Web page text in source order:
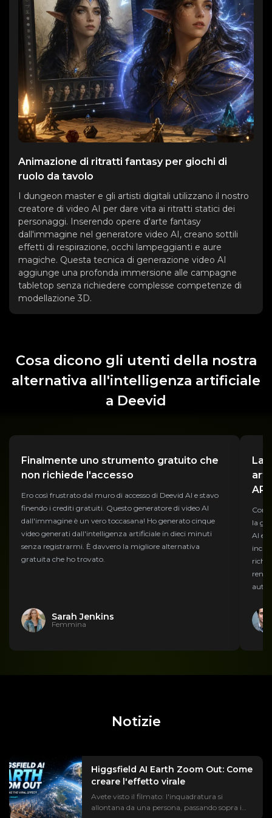
Animazione di ritratti fantasy per giochi di
ruolo da tavolo
I dungeon master e gli artisti digitali utilizzano il nostro
creatore di video AI per dare vita ai ritratti statici dei
personaggi. Inserendo opere d'arte fantasy
dall'immagine nel generatore video AI, creano sottili
effetti di respirazione, occhi lampeggianti e aure
magiche. Questa tecnica di generazione video AI
aggiunge una profonda immersione alle campagne
tabletop senza richiedere complesse competenze di
modellazione 3D.
Cosa dicono gli utenti della nostra
alternativa all'intelligenza artificiale
a Deevid
Finalmente uno strumento gratuito che
non richiede l'accesso
Ero così frustrato dal muro di accesso di Deevid AI e stavo
finendo i crediti gratuiti. Questo generatore di video AI
dall'immagine è un vero toccasana! Ho generato cinque
video generati dall'intelligenza artificiale in dieci minuti
senza registrarmi. È davvero la migliore alternativa
gratuita che ho trovato.
Sarah Jenkins
Femmina
La
API
la
AI
Notizie
Higgsfield AI Earth Zoom Out: Come
creare l'effetto virale
Avete visto il filmato: l'inquadratura si
allontana da una persona, passando sopra i